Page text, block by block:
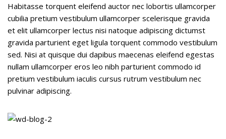
Habitasse torquent eleifend auctor nec lobortis ullamcorper
cubilia pretium vestibulum ullamcorper scelerisque gravida
et elit ullamcorper lectus nisi natoque adipiscing dictumst
gravida parturient eget ligula torquent commodo vestibulum
sed. Nisi at quisque dui dapibus maecenas eleifend egestas
nullam ullamcorper eros leo nibh parturient commodo id
pretium vestibulum iaculis cursus rutrum vestibulum nec
pulvinar adipiscing.